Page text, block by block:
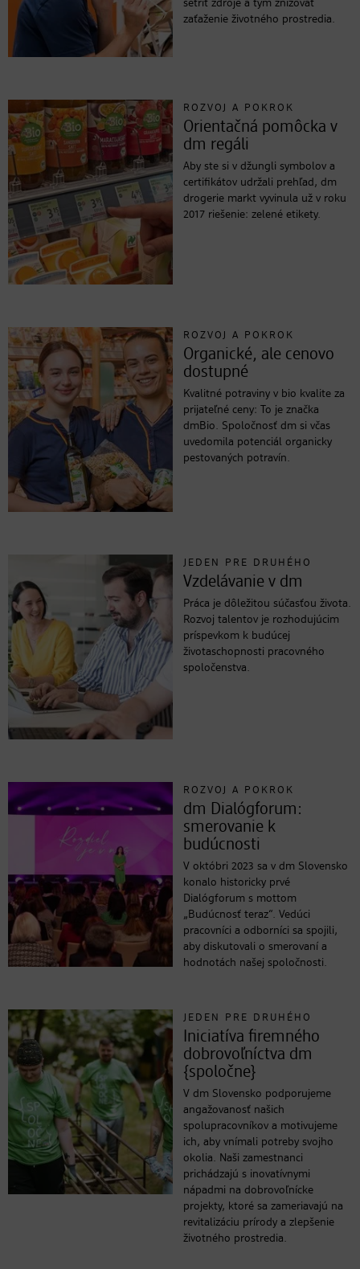
šetriť zdroje a tým znižovať
zaťaženie životného prostredia.
ROZVOJ A POKROK
Orientačná pomôcka v
dm regáli
Aby ste si v džungli symbolov a
certifikátov udržali prehľad, dm
drogerie markt vyvinula už v roku
2017 riešenie: zelené etikety.
ROZVOJ A POKROK
Organické, ale cenovo
dostupné
Kvalitné potraviny v bio kvalite za
prijateľné ceny: To je značka
dmBio. Spoločnosť dm si včas
uvedomila potenciál organicky
pestovaných potravín.
JEDEN PRE DRUHÉHO
Vzdelávanie v dm
Práca je dôležitou súčasťou života.
Rozvoj talentov je rozhodujúcim
príspevkom k budúcej
životaschopnosti pracovného
spoločenstva.
ROZVOJ A POKROK
dm Dialógforum:
smerovanie k
budúcnosti
V októbri 2023 sa v dm Slovensko
konalo historicky prvé
Dialógforum s mottom
„Budúcnosť teraz“. Vedúci
pracovníci a odborníci sa spojili,
aby diskutovali o smerovaní a
hodnotách našej spoločnosti.
JEDEN PRE DRUHÉHO
Iniciatíva firemného
dobrovoľníctva dm
{spoločne}
V dm Slovensko podporujeme
angažovanosť našich
spolupracovníkov a motivujeme
ich, aby vnímali potreby svojho
okolia. Naši zamestnanci
prichádzajú s inovatívnymi
nápadmi na dobrovoľnícke
projekty, ktoré sa zameriavajú na
revitalizáciu prírody a zlepšenie
životného prostredia.